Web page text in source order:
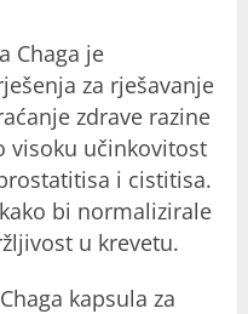
Chaga je
za rješavanje
zdrave razine
visoku učinkovitost
i cistitisa.
bi normalizirale
u krevetu.
kapsula za